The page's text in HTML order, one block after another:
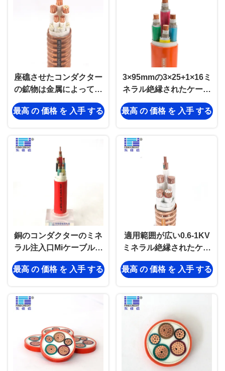
座礁させたコンダクター
の鉱物は金属によってお
おわれたケーブル
0.6/1KVの電圧
最高 の 価格 を 入手 する
3×95mmの3×25+1×16ミ
ネラル絶縁されたケーブ
ルの多中心は火の絶縁材
を保護した
最高 の 価格 を 入手 する
銅のコンダクターのミネ
ラル注入口Miケーブル、
LSZHのジャケットMicc
ワイヤー
最高 の 価格 を 入手 する
適用範囲が広い0.6-1KV
ミネラル絶縁されたケー
ブル耐火性RTTZ 3×16
最高 の 価格 を 入手 する